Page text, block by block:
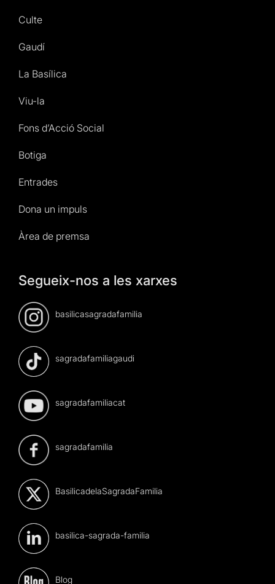
Culte
Gaudí
La Basílica
Viu-la
Fons d’Acció Social
Botiga
Entrades
Dona un impuls
Àrea de premsa
Segueix-nos a les xarxes
basilicasagradafamilia
sagradafamiliagaudi
sagradafamiliacat
sagradafamilia
BasilicadelaSagradaFamilia
basilica-sagrada-familia
Blog